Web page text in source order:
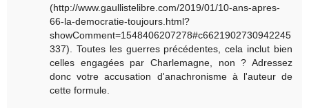
(http://www.gaullistelibre.com/2019/01/10-ans-apres-
66-la-democratie-toujours.html?
showComment=1548406207278#c6621902730942245
337). Toutes les guerres précédentes, cela inclut bien
celles engagées par Charlemagne, non ? Adressez
donc votre accusation d'anachronisme à l'auteur de
cette formule.